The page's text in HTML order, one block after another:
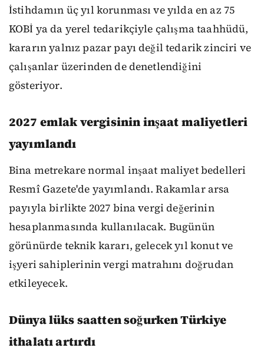
İstihdamın üç yıl korunması ve yılda en az 75
KOBİ ya da yerel tedarikçiyle çalışma taahhüdü,
kararın yalnız pazar payı değil tedarik zinciri ve
çalışanlar üzerinden de denetlendiğini
gösteriyor.
2027 emlak vergisinin inşaat maliyetleri
yayımlandı
Bina metrekare normal inşaat maliyet bedelleri
Resmî Gazete'de yayımlandı. Rakamlar arsa
payıyla birlikte 2027 bina vergi değerinin
hesaplanmasında kullanılacak. Bugünün
görünürde teknik kararı, gelecek yıl konut ve
işyeri sahiplerinin vergi matrahını doğrudan
etkileyecek.
Dünya lüks saatten soğurken Türkiye
ithalatı artırdı